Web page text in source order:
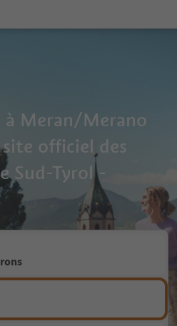
Meran/Merano
officiel des
Sud-Tyrol -